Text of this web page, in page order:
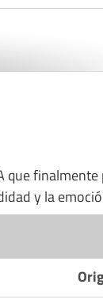
que
y la